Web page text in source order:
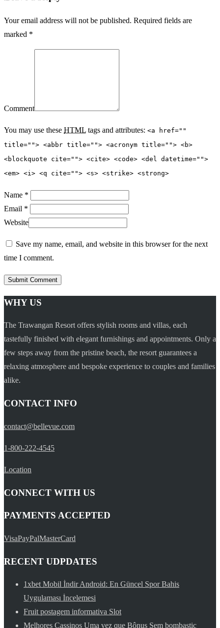
Your email address will not be published. Required fields are
marked *
Comment
You may use these HTML tags and attributes: <a href=""
title=""> <abbr title=""> <acronym title=""> <b>
<blockquote cite=""> <cite> <code> <del datetime="">
<em> <i> <q cite=""> <s> <strike> <strong>
Name *
Email *
Website
Save my name, email, and website in this browser for the next
time I comment.
WHY US
The Trawangan Resort offers stylish rooms and villas, each
tastefully finished with elegant furnishings and appointments. Only a
few steps away from the pristine beach, the resort guarantees a
relaxing atmosphere and bespoke experience to couples and families
alike.
CONTACT INFO
contact@bellevue.com
1-800-222-4545
Location
CONNECT WITH US
PAYMENTS ACCEPTED
VisaPayPalMasterCard
RECENT UDPDATES
1xbet Mobil İndir Android: En Güncel Spor Bahis
Uygulaması İncelemesi
Fruit postagem informativa Slot
Melhores Cassinos Uma vez que Bônus Sem bombastic